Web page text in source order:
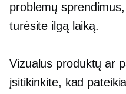
problemų
turėsite ilgą laiką.
Vizualus produktų ar
įsitikinkite, kad